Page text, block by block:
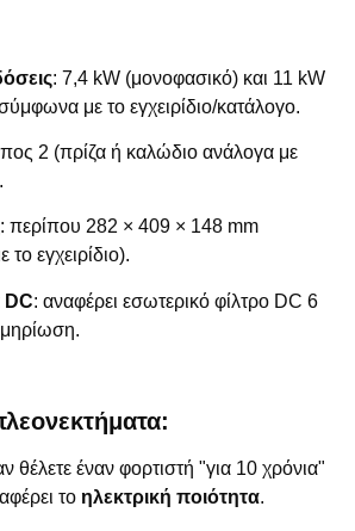
: 7,4 kW (μονοφασικό) και 11 kW
με το εγχειρίδιο/κατάλογο.
2 (πρίζα ή καλώδιο ανάλογα με
: περίπου 282 × 409 × 148 mm
εγχειρίδιο).
DC: αναφέρει εσωτερικό φίλτρο DC 6
θέλετε έναν φορτιστή "για 10 χρόνια"
το ηλεκτρική ποιότητα.